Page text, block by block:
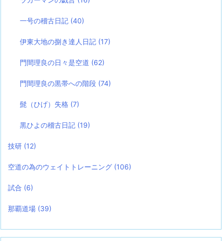
一号の稽古日記 (40)
伊東大地の捌き達人日記 (17)
門間理良の日々是空道 (62)
門間理良の黒帯への階段 (74)
髭（ひげ）失格 (7)
黒ひよの稽古日記 (19)
技研 (12)
空道の為のウェイトトレーニング (106)
試合 (6)
那覇道場 (39)